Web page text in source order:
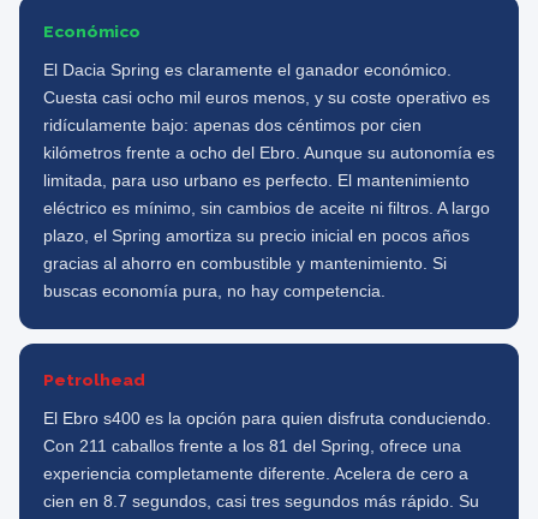
Económico
El Dacia Spring es claramente el ganador económico.
Cuesta casi ocho mil euros menos, y su coste operativo es
ridículamente bajo: apenas dos céntimos por cien
kilómetros frente a ocho del Ebro. Aunque su autonomía es
limitada, para uso urbano es perfecto. El mantenimiento
eléctrico es mínimo, sin cambios de aceite ni filtros. A largo
plazo, el Spring amortiza su precio inicial en pocos años
gracias al ahorro en combustible y mantenimiento. Si
buscas economía pura, no hay competencia.
Petrolhead
El Ebro s400 es la opción para quien disfruta conduciendo.
Con 211 caballos frente a los 81 del Spring, ofrece una
experiencia completamente diferente. Acelera de cero a
cien en 8.7 segundos, casi tres segundos más rápido. Su